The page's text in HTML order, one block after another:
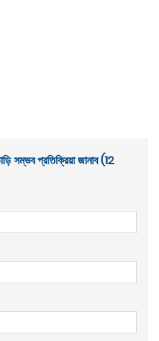
সম্ভব প্রতিক্রিয়া জানাব (12